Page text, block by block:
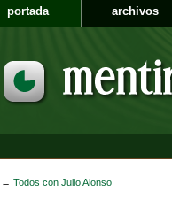
portada archivos
← Todos con Julio Alonso